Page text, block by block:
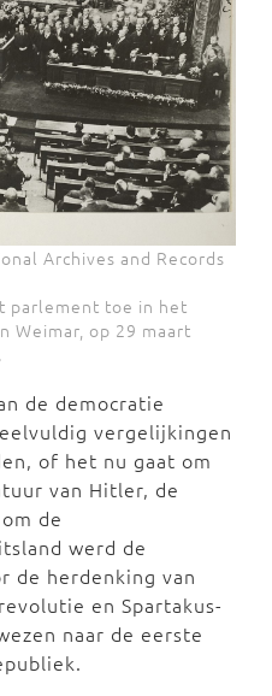
Archives and Records
parlement toe in het
Weimar, op 29 maart
de democratie
vergelijkingen
of het nu gaat om
van Hitler, de
de
werd de
de herdenking van
en Spartakus-
naar de eerste